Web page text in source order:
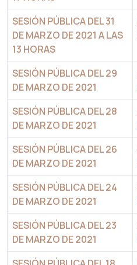
SESIÓN PÚBLICA DEL 31
DE MARZO DE 2021 A LAS
13 HORAS
SESIÓN PÚBLICA DEL 29
DE MARZO DE 2021
SESIÓN PÚBLICA DEL 28
DE MARZO DE 2021
SESIÓN PÚBLICA DEL 26
DE MARZO DE 2021
SESIÓN PÚBLICA DEL 24
DE MARZO DE 2021
SESIÓN PÚBLICA DEL 23
DE MARZO DE 2021